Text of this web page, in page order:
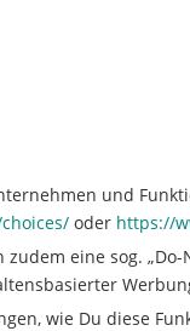
und
oder https://
eine sog.
wie Du diese